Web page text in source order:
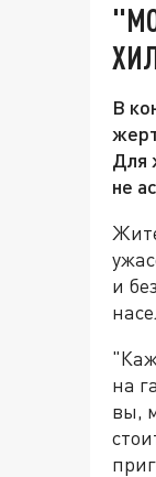
В
Для
не
и
на
вы,